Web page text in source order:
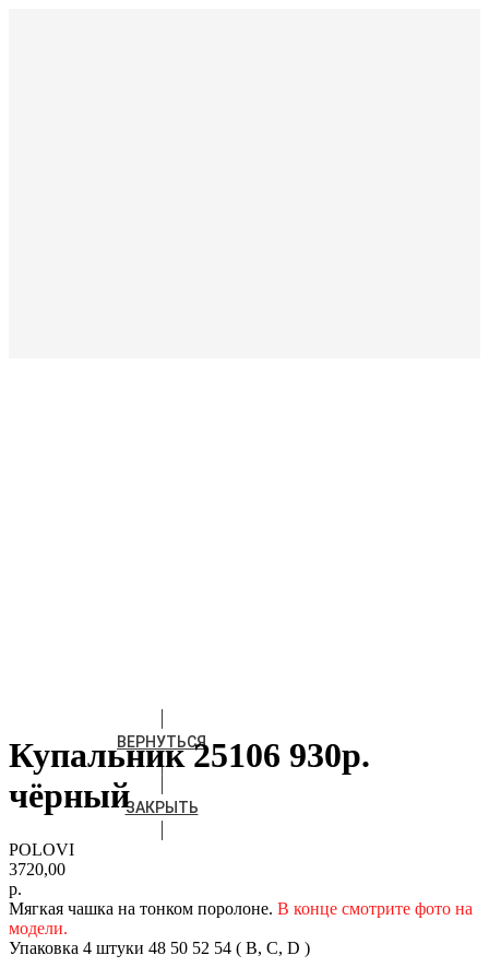
ВЕРНУТЬСЯ
ЗАКРЫТЬ
Купальник 25106 930р.
чёрный
POLOVI
3720,00
р.
Мягкая чашка на тонком поролоне. В конце смотрите фото на
модели.
Упаковка 4 штуки 48 50 52 54 ( B, C, D )